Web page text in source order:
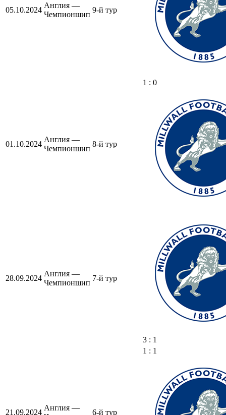
05.10.2024
Англия —
Чемпионшип
9-й тур
01.10.2024
Англия —
Чемпионшип
8-й тур
1 : 0
28.09.2024
Англия —
Чемпионшип
7-й тур
3 : 1
21.09.2024
Англия —
6-й тур
1 : 1